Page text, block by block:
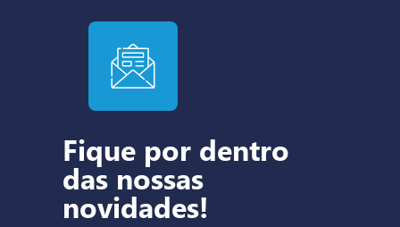
Fique por dentro
das nossas
novidades!